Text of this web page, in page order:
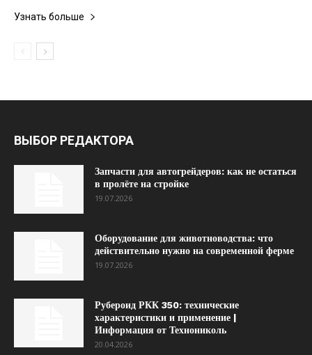
Узнать больше
ВЫБОР РЕДАКТОРА
Запчасти для автогрейдеров: как не остаться
в пролёте на стройке
19.07.2026
Оборудование для животноводства: что
действительно нужно на современной ферме
19.07.2026
Рубероид РКК 350: технические
характеристики и применение |
Информация от Технониколь
20.04.2026